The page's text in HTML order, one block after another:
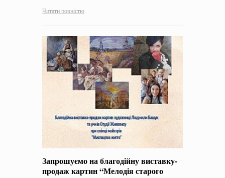
Читати повністю
Запрошуємо на благодійну виставку-
продаж картин “Мелодія старого